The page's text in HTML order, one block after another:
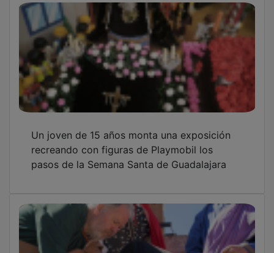
recreando con figuras de Playmobil los
pasos de la Semana Santa de Guadalajara